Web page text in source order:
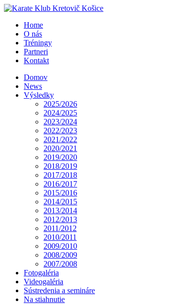
Home
O nás
Tréningy
Partneri
Kontakt
Domov
News
Výsledky
2025/2026
2024/2025
2023/2024
2022/2023
2021/2022
2020/2021
2019/2020
2018/2019
2017/2018
2016/2017
2015/2016
2014/2015
2013/2014
2012/2013
2011/2012
2010/2011
2009/2010
2008/2009
2007/2008
Fotogaléria
Videogaléria
Sústredenia a semináre
Na stiahnutie